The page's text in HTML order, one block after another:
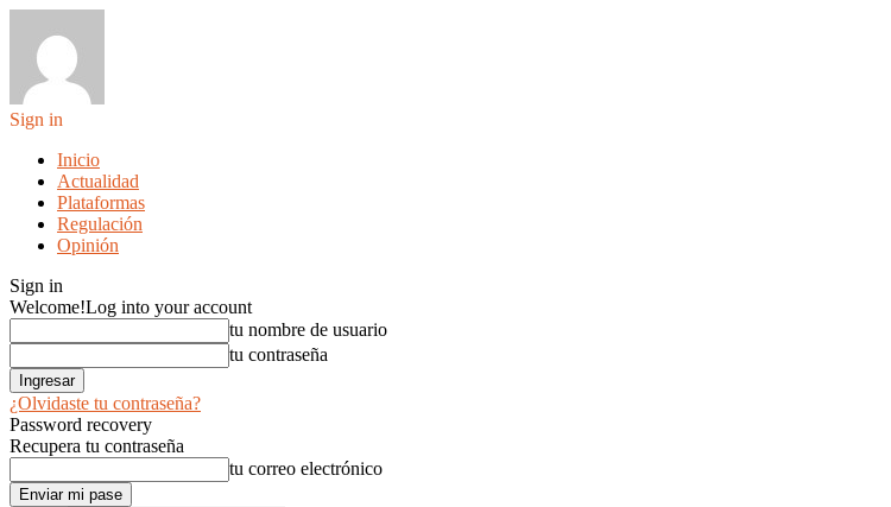
Sign in
Inicio
Actualidad
Plataformas
Regulación
Opinión
Sign in
Welcome!Log into your account
tu nombre de usuario
tu contraseña
¿Olvidaste tu contraseña?
Password recovery
Recupera tu contraseña
tu correo electrónico